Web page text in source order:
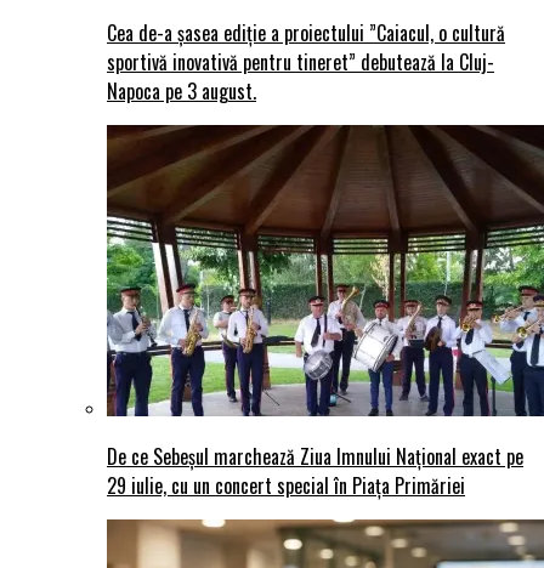
Cea de-a șasea ediție a proiectului ”Caiacul, o cultură
sportivă inovativă pentru tineret” debutează la Cluj-
Napoca pe 3 august.
De ce Sebeșul marchează Ziua Imnului Național exact pe
29 iulie, cu un concert special în Piața Primăriei